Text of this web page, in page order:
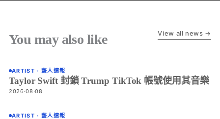
You may also like View all news →
ARTIST · 藝人速報
Taylor Swift 封鎖 Trump TikTok 帳號使用其音樂
2026·08·08
ARTIST · 藝人速報